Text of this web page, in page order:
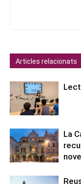
Articles relacionats
La